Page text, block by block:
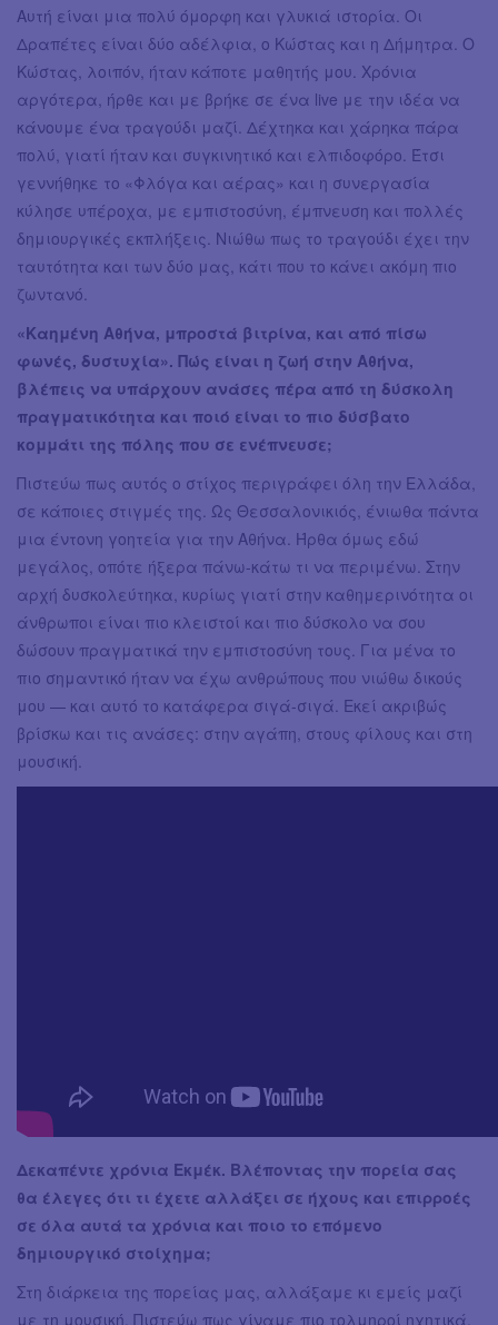
Αυτή είναι μια πολύ όμορφη και γλυκιά ιστορία. Οι
Δραπέτες είναι δύο αδέλφια, ο Κώστας και η Δήμητρα. Ο
Κώστας, λοιπόν, ήταν κάποτε μαθητής μου. Χρόνια
αργότερα, ήρθε και με βρήκε σε ένα live με την ιδέα να
κάνουμε ένα τραγούδι μαζί. Δέχτηκα και χάρηκα πάρα
πολύ, γιατί ήταν και συγκινητικό και ελπιδοφόρο. Έτσι
γεννήθηκε το «Φλόγα και αέρας» και η συνεργασία
κύλησε υπέροχα, με εμπιστοσύνη, έμπνευση και πολλές
δημιουργικές εκπλήξεις. Νιώθω πως το τραγούδι έχει την
ταυτότητα και των δύο μας, κάτι που το κάνει ακόμη πιο
ζωντανό.
«Καημένη Αθήνα, μπροστά βιτρίνα, και από πίσω
φωνές, δυστυχία». Πώς είναι η ζωή στην Αθήνα,
βλέπεις να υπάρχουν ανάσες πέρα από τη δύσκολη
πραγματικότητα και ποιό είναι το πιο δύσβατο
κομμάτι της πόλης που σε ενέπνευσε;
Πιστεύω πως αυτός ο στίχος περιγράφει όλη την Ελλάδα,
σε κάποιες στιγμές της. Ως Θεσσαλονικιός, ένιωθα πάντα
μια έντονη γοητεία για την Αθήνα. Ήρθα όμως εδώ
μεγάλος, οπότε ήξερα πάνω-κάτω τι να περιμένω. Στην
αρχή δυσκολεύτηκα, κυρίως γιατί στην καθημερινότητα οι
άνθρωποι είναι πιο κλειστοί και πιο δύσκολο να σου
δώσουν πραγματικά την εμπιστοσύνη τους. Για μένα το
πιο σημαντικό ήταν να έχω ανθρώπους που νιώθω δικούς
μου — και αυτό το κατάφερα σιγά-σιγά. Εκεί ακριβώς
βρίσκω και τις ανάσες: στην αγάπη, στους φίλους και στη
μουσική.
Δεκαπέντε χρόνια Εκμέκ. Βλέποντας την πορεία σας
θα έλεγες ότι τι έχετε αλλάξει σε ήχους και επιρροές
σε όλα αυτά τα χρόνια και ποιο το επόμενο
δημιουργικό στοίχημα;
Στη διάρκεια της πορείας μας, αλλάξαμε κι εμείς μαζί
με τη μουσική. Πιστεύω πως γίναμε πιο τολμηροί ηχητικά,